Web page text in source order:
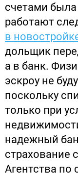
счетами была
работают
в
дольщик
а в банк.
эскроу не
поскольку
только при
надежный
страхование
Агентства